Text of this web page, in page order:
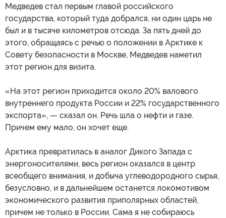
Медведев стал первым главой российского
государства, который туда добрался, ни один царь не
был и в тысяче километров отсюда. За пять дней до
этого, обращаясь с речью о положении в Арктике к
Совету безопасности в Москве, Медведев наметил
этот регион для визита.
«На этот регион приходится около 20% валового
внутреннего продукта России и 22% государственного
экспорта», — сказал он. Речь шла о нефти и газе.
Причем ему мало, он хочет еще.
Арктика превратилась в аналог Дикого Запада с
энергоносителями, весь регион оказался в центр
всеобщего внимания, и добыча углеводородного сырья,
безусловно, и в дальнейшем останется локомотивом
экономического развития приполярных областей,
причем не только в России. Сама я не собираюсь